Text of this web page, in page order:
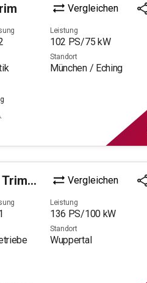
Vergleichen
Leistung
102 PS/75 kW
Standort
München / Eching
6d) Vergleichen
Leistung
136 PS/100 kW
Standort
Wuppertal